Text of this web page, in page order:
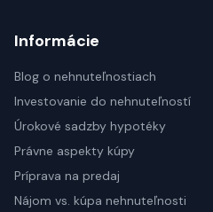
Informácie
Blog o nehnuteľnostiach
Investovanie do nehnuteľností
Úrokové sadzby hypotéky
Právne aspekty kúpy
Príprava na predaj
Nájom vs. kúpa nehnuteľnosti